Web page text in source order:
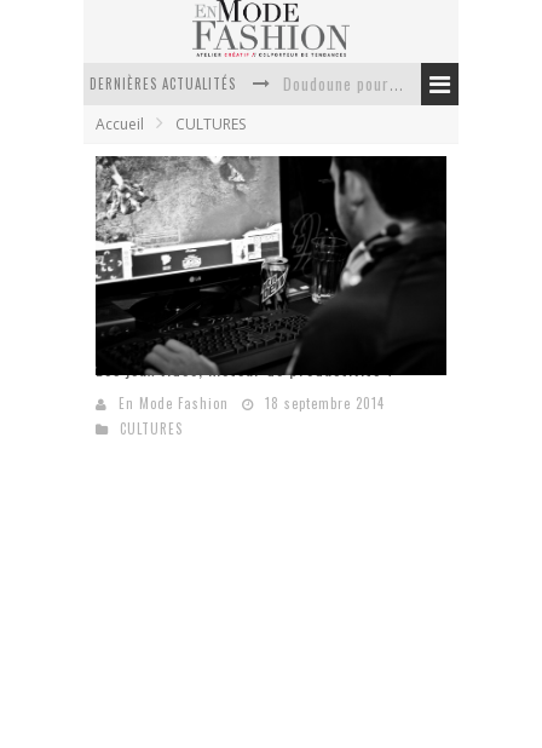
DERNIÈRES ACTUALITÉS
Doudoune pour femme : choisir la pièce idéale entre style, chaleur et durabilité
Pourquoi le costume sur mesure à Paris est un incontournable de l’élégance contemporaine ?
Anti chute cheveux homme : quelles solutions pour renforcer sa chevelure ?
Accueil CULTURES
Les jeux vidéo, moteur de productivité ?
En Mode Fashion
18 septembre 2014
CULTURES